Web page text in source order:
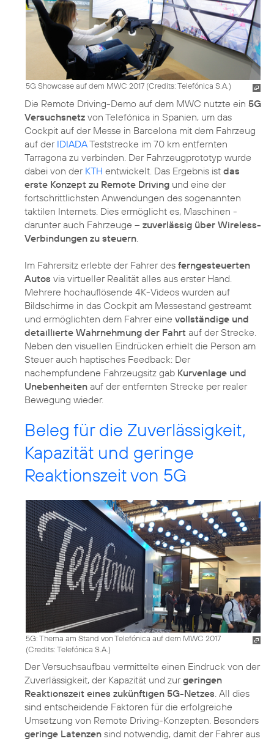
5G Showcase auf dem MWC 2017 (Credits: Telefónica S.A.)
Die Remote Driving-Demo auf dem MWC nutzte ein 5G
Versuchsnetz von Telefónica in Spanien, um das
Cockpit auf der Messe in Barcelona mit dem Fahrzeug
auf der IDIADATeststrecke im 70 km entfernten
Tarragona zu verbinden. Der Fahrzeugprototyp wurde
dabei von der KTH entwickelt. Das Ergebnis ist das
erste Konzept zu Remote Driving und eine der
fortschrittlichsten Anwendungen des sogenannten
taktilen Internets. Dies ermöglicht es, Maschinen -
darunter auch Fahrzeuge – zuverlässig über Wireless-
Verbindungen zu steuern.
Im Fahrersitz erlebte der Fahrer des ferngesteuerten
Autos via virtueller Realität alles aus erster Hand.
Mehrere hochauflösende 4K-Videos wurden auf
Bildschirme in das Cockpit am Messestand gestreamt
und ermöglichten dem Fahrer eine vollständige und
detaillierte Wahrnehmung der Fahrt auf der Strecke.
Neben den visuellen Eindrücken erhielt die Person am
Steuer auch haptisches Feedback: Der
nachempfundene Fahrzeugsitz gab Kurvenlage und
Unebenheiten auf der entfernten Strecke per realer
Bewegung wieder.
Beleg für die Zuverlässigkeit,
Kapazität und geringe
Reaktionszeit von 5G
5G: Thema am Stand von Telefónica auf dem MWC 2017
(Credits: Telefónica S.A.)
Der Versuchsaufbau vermittelte einen Eindruck von der
Zuverlässigkeit, der Kapazität und zurgeringen
Reaktionszeit eines zukünftigen 5G-Netzes . All dies
sind entscheidende Faktoren für die erfolgreiche
Umsetzung von Remote Driving-Konzepten. Besonders
geringe Latenzen sind notwendig, damit der Fahrer aus